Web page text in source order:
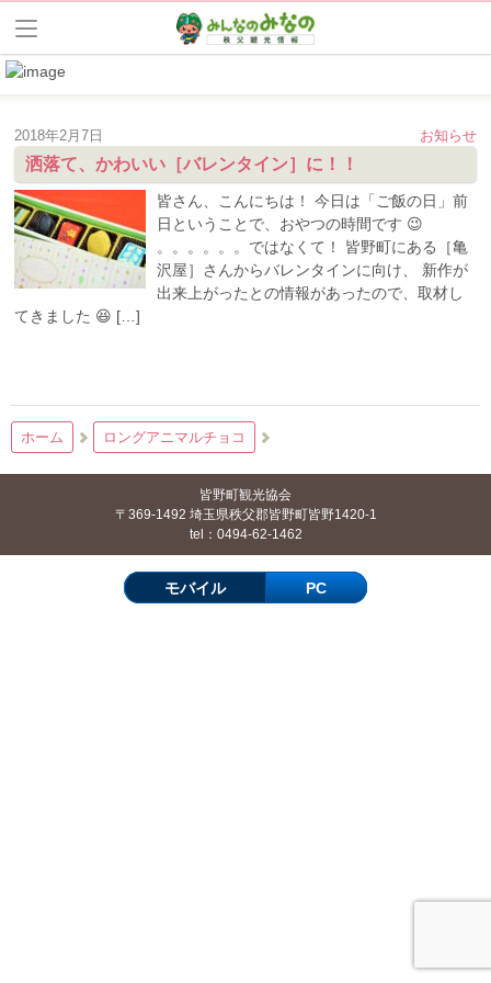
お知らせ
2018年2月7日
洒落て、かわいい［バレンタイン］に！！
皆さん、こんにちは！ 今日は「ご飯の日」前
日ということで、おやつの時間です 😉
。。。。。。ではなくて！ 皆野町にある［亀
沢屋］さんからバレンタインに向け、 新作が
出来上がったとの情報があったので、取材し
てきました 😆 […]
ホーム ロングアニマルチョコ
皆野町観光協会
〒369-1492 埼玉県秩父郡皆野町皆野1420-1
tel：0494-62-1462
モバイル PC